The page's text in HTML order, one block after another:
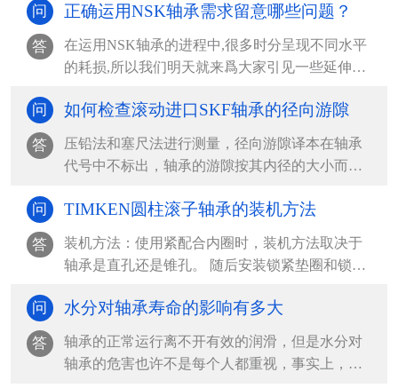
问 正确运用NSK轴承需求留意哪些问题？
答
在运用NSK轴承的进程中,很多时分呈现不同水平
的耗损,所以我们明天就来爲大家引见一些延伸
问 如何检查滚动进口SKF轴承的径向游隙
答
压铅法和塞尺法进行测量，径向游隙译本在轴承
代号中不标出，轴承的游隙按其内径的大小而不
问 TIMKEN圆柱滚子轴承的装机方法
答
装机方法：使用紧配合内圈时，装机方法取决于
轴承是直孔还是锥孔。 随后安装锁紧垫圈和锁紧
问 水分对轴承寿命的影响有多大
答
轴承的正常运行离不开有效的润滑，但是水分对
轴承的危害也许不是每个人都重视，事实上，水